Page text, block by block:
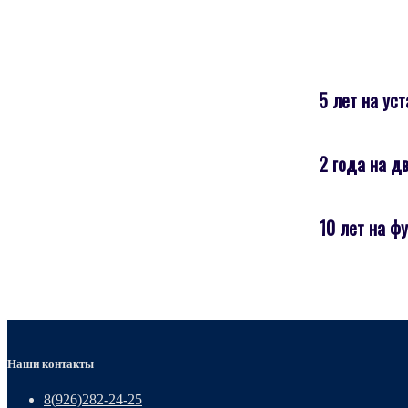
5 лет на
2 года на
10 лет на
Наши контакты
8(926)282-24-25